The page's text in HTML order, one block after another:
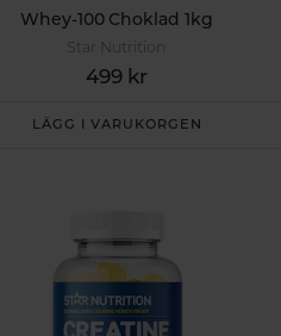
Whey-100 Choklad 1kg
Star Nutrition
499 kr
LÄGG I VARUKORGEN